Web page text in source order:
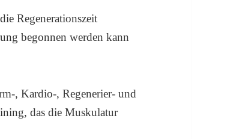
Regenerationszeit
begonnen werden kann
, Kardio-, Regenerier- und
das die Muskulatur